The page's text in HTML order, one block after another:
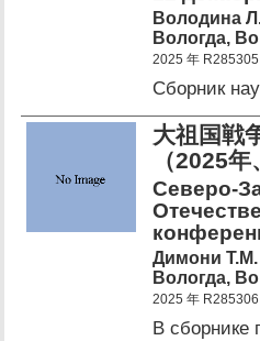
Володина
Вологда,
2025 年 R285305
Сборник
大祖国戦
（2025
Северо-
Димони Т.М.
Вологда,
2025 年 R285306
В сборнике